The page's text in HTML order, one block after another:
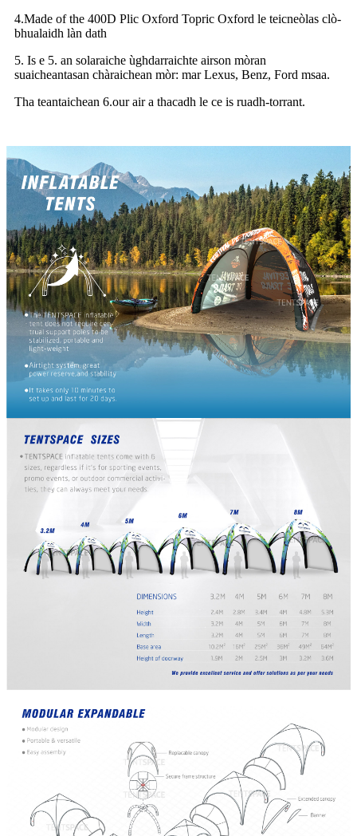
4.Made of the 400D Plic Oxford Topric Oxford le teicneòlas clò-
bhualaidh làn dath
5. Is e 5. an solaraiche ùghdarraichte airson mòran
suaicheantasan chàraichean mòr: mar Lexus, Benz, Ford msaa.
Tha teantaichean 6.our air a thacadh le ce is ruadh-torrant.